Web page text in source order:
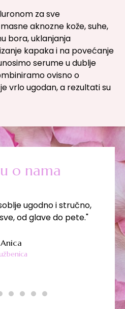
za sve
aknozne kože, suhe,
bora, uklanjanja
kapaka i na povećanje
serume u dublje
ovisno o
vrlo ugodan, a rezultati su
o nama
ugodno i stručno,
od glave do pete."
Anica